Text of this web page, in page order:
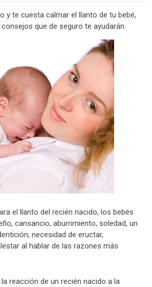
y te cuesta calmar el llanto de tu bebé,
que de seguro te ayudarán.
el llanto del recién nacido, los bebés
cansancio, aburrimiento, soledad, un
necesidad de eructar,
al hablar de las razones más
reacción de un recién nacido a la